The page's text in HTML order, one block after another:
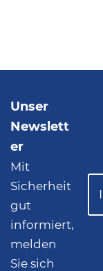
Unser
Newslett
er
Mit
Sicherheit
gut
informiert,
melden
Sie sich